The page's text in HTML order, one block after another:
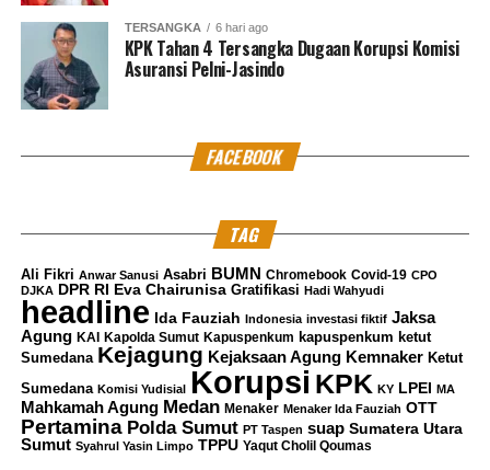
North Jakarta Journalist
TERSANGKA 6 hari ago
KPK Tahan 4 Tersangka Dugaan Korupsi Komisi
Asuransi Pelni-Jasindo
FACEBOOK
TAG
Ali Fikri Anwar Sanusi Asabri BUMN Chromebook Covid-19 CPO
DJKA
DPR RI Eva Chairunisa Gratifikasi Hadi Wahyudi
headline Ida Fauziah Indonesia investasi fiktif Jaksa
Agung KAI Kapolda Sumut Kapuspenkum kapuspenkum ketut
Sumedana Kejagung Kejaksaan Agung Kemnaker Ketut
Sumedana Komisi Yudisial Korupsi KPK KY LPEI MA
Mahkamah Agung Medan Menaker Menaker Ida Fauziah OTT
Pertamina Polda Sumut PT Taspen suap Sumatera Utara
Sumut Syahrul Yasin Limpo TPPU Yaqut Cholil Qoumas